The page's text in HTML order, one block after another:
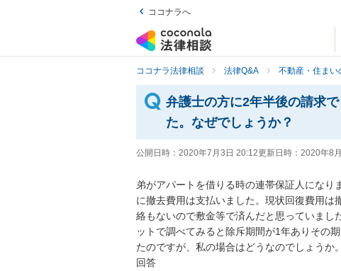
ココナラへ
ココナラ法律相談 法律Q&A 不動産・住まい
弁護士の方に2年半後の請求
た。なぜでしょうか？
公開日時： 2020年7月3日 20:12更新日時： 2020年8
弟がアパートを借りる時の連帯保証人にな
に撤去費用は支払いました。現状回復費用
絡もないので敷金等で済んだと思っていま
ットで調べてみると除斥期間が1年ありその
たのですが、私の場合はどうなのでしょうか
回答